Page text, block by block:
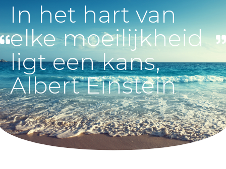
In het hart van
elke moeilijkheid
ligt een kans,
Albert Einstein